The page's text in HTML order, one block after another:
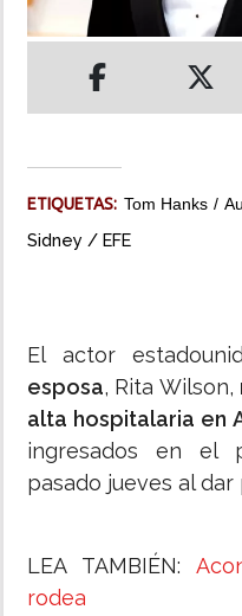
IMPRESO
ETIQUETAS: Tom Hanks
Sidney / EFE
El actor
esposa, Rita Wilson,
alta hospitalaria en
ingresados en el
pasado jueves al dar
LEA TAMBIÉN:
rodea